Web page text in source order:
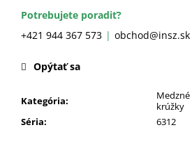
Potrebujete poradiť?
+421 944 367 573
obchod@insz.sk
Kategória:
krúžky
Séria: 6312
Opýtať sa